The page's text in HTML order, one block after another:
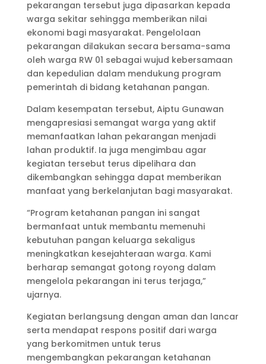
pekarangan tersebut juga dipasarkan kepada
warga sekitar sehingga memberikan nilai
ekonomi bagi masyarakat. Pengelolaan
pekarangan dilakukan secara bersama-sama
oleh warga RW 01 sebagai wujud kebersamaan
dan kepedulian dalam mendukung program
pemerintah di bidang ketahanan pangan.
Dalam kesempatan tersebut, Aiptu Gunawan
mengapresiasi semangat warga yang aktif
memanfaatkan lahan pekarangan menjadi
lahan produktif. Ia juga mengimbau agar
kegiatan tersebut terus dipelihara dan
dikembangkan sehingga dapat memberikan
manfaat yang berkelanjutan bagi masyarakat.
“Program ketahanan pangan ini sangat
bermanfaat untuk membantu memenuhi
kebutuhan pangan keluarga sekaligus
meningkatkan kesejahteraan warga. Kami
berharap semangat gotong royong dalam
mengelola pekarangan ini terus terjaga,”
ujarnya.
Kegiatan berlangsung dengan aman dan lancar
serta mendapat respons positif dari warga
yang berkomitmen untuk terus
mengembangkan pekarangan ketahanan